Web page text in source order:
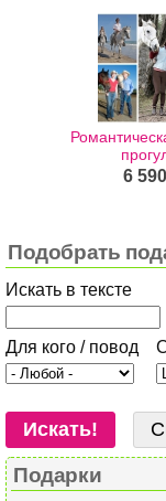
6
Подобрать
Искать в тексте
Для кого / повод
Подарки